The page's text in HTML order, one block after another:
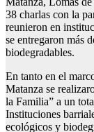
38 charlas con la
reunieron en
se entregaron más
biodegradables.
En tanto en el
Matanza se
la Familia” a un
Instituciones
ecológicos y